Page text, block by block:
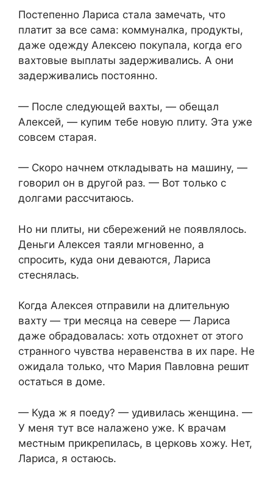
Постепенно Лариса стала замечать, что
платит за все сама: коммуналка, продукты,
даже одежду Алексею покупала, когда его
вахтовые выплаты задерживались. А они
задерживались постоянно.
— После следующей вахты, — обещал
Алексей, — купим тебе новую плиту. Эта уже
совсем старая.
— Скоро начнем откладывать на машину, —
говорил он в другой раз. — Вот только с
долгами рассчитаюсь.
Но ни плиты, ни сбережений не появлялось.
Деньги Алексея таяли мгновенно, а
спросить, куда они деваются, Лариса
стеснялась.
Когда Алексея отправили на длительную
вахту — три месяца на севере — Лариса
даже обрадовалась: хоть отдохнет от этого
странного чувства неравенства в их паре. Не
ожидала только, что Мария Павловна решит
остаться в доме.
— Куда ж я поеду? — удивилась женщина. —
У меня тут все налажено уже. К врачам
местным прикрепилась, в церковь хожу. Нет,
Лариса, я остаюсь.